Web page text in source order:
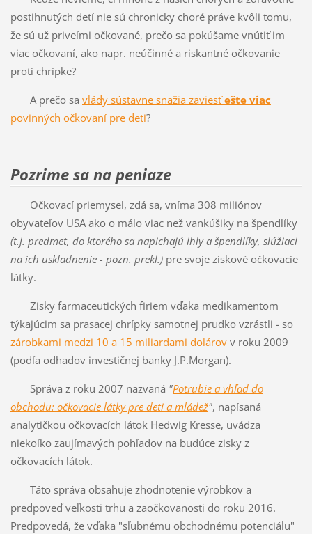
postihnutých detí nie sú chronicky choré práve kvôli tomu,
že sú už priveľmi očkované, prečo sa pokúšame vnútiť im
viac očkovaní, ako napr. neúčinné a riskantné očkovanie
proti chrípke?
A prečo sa vlády sústavne snažia zaviesťešte viac
povinných očkovaní pre deti?
Pozrime sa na peniaze
Očkovací priemysel, zdá sa, vníma 308 miliónov
obyvateľov USA ako o málo viac než vankúšiky na špendlíky
(t.j. predmet, do ktorého sa napichajú ihly a špendlíky, slúžiaci
na ich uskladnenie - pozn. prekl.)pre svoje ziskové očkovacie
látky.
Zisky farmaceutických firiem vďaka medikamentom
týkajúcim sa prasacej chrípky samotnej prudko vzrástli - so
zárobkami medzi 10 a 15 miliardami dolárovv roku 2009
(podľa odhadov investičnej banky J.P.Morgan).
Správa z roku 2007 nazvaná "Potrubie a vhľad do
obchodu: očkovacie látky pre deti a mládež", napísaná
analytičkou očkovacích látok Hedwig Kresse, uvádza
niekoľko zaujímavých pohľadov na budúce zisky z
očkovacích látok.
Táto správa obsahuje zhodnotenie výrobkov a
predpoveď veľkosti trhu a zaočkovanosti do roku 2016.
Predpovedá, že vďaka "sľubnému obchodnému potenciálu"